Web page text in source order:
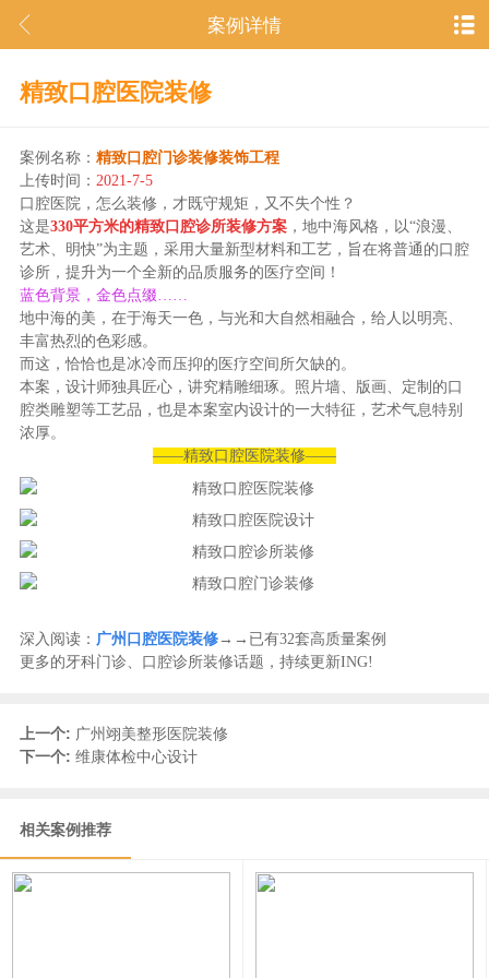
案例详情
精致口腔医院装修
案例名称： 精致口腔门诊装修装饰工程
上传时间： 2021-7-5
口腔医院，怎么装修，才既守规矩，又不失个性？
这是330平方米的精致口腔诊所装修方案，地中海风格，以“浪漫、
艺术、明快”为主题，采用大量新型材料和工艺，旨在将普通的口腔
诊所，提升为一个全新的品质服务的医疗空间！
蓝色背景，金色点缀……
地中海的美，在于海天一色，与光和大自然相融合，给人以明亮、
丰富热烈的色彩感。
而这，恰恰也是冰冷而压抑的医疗空间所欠缺的。
本案，设计师独具匠心，讲究精雕细琢。照片墙、版画、定制的口
腔类雕塑等工艺品，也是本案室内设计的一大特征，艺术气息特别
浓厚。
——精致口腔医院装修——
深入阅读： 广州口腔医院装修→→已有32套高质量案例
更多的牙科门诊、口腔诊所装修话题，持续更新ING!
上一个: 广州翊美整形医院装修
下一个: 维康体检中心设计
相关案例推荐